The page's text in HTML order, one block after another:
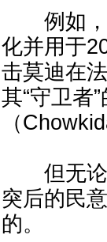
例如，
化并用于
击莫迪在
其“守卫者
（
但无论
突后的民
的。